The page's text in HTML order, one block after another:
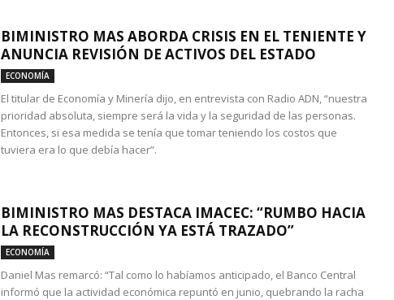
BIMINISTRO MAS ABORDA CRISIS EN EL TENIENTE Y
ANUNCIA REVISIÓN DE ACTIVOS DEL ESTADO
ECONOMÍA
El titular de Economía y Minería dijo, en entrevista con Radio ADN, “nuestra
prioridad absoluta, siempre será la vida y la seguridad de las personas.
Entonces, si esa medida se tenía que tomar teniendo los costos que
tuviera era lo que debía hacer”.
BIMINISTRO MAS DESTACA IMACEC: “RUMBO HACIA
LA RECONSTRUCCIÓN YA ESTÁ TRAZADO”
ECONOMÍA
Daniel Mas remarcó: “Tal como lo habíamos anticipado, el Banco Central
informó que la actividad económica repuntó en junio, quebrando la racha